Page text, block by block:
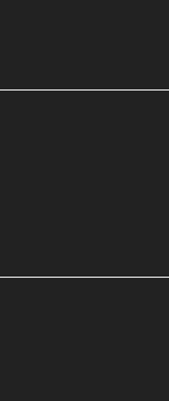
im nächsten